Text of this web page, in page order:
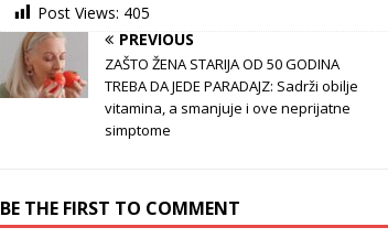
Post Views: 405
PREVIOUS
ZAŠTO ŽENA STARIJA OD 50 GODINA
TREBA DA JEDE PARADAJZ: Sadrži obilje
vitamina, a smanjuje i ove neprijatne
simptome
BE THE FIRST TO COMMENT